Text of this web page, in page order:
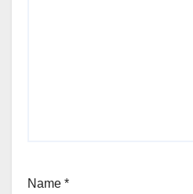
Name *